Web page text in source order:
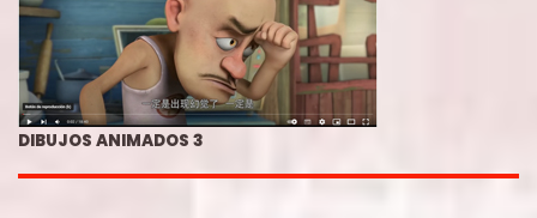
DIBUJOS ANIMADOS 3